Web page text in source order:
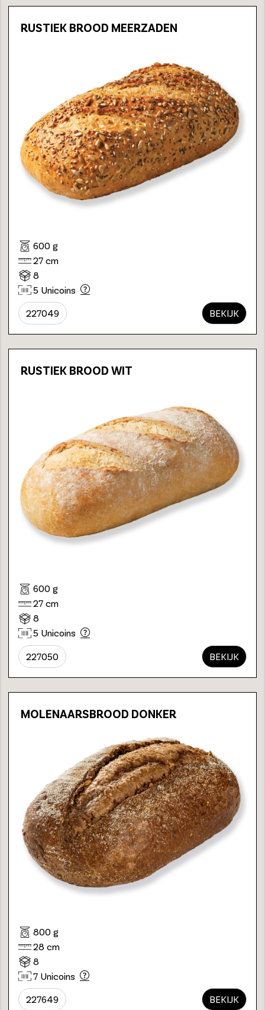
RUSTIEK BROOD MEERZADEN
600 g
27 cm
8
5 Unicoins
227049 BEKIJK
RUSTIEK BROOD WIT
600 g
27 cm
8
5 Unicoins
227050 BEKIJK
MOLENAARSBROOD DONKER
800 g
28 cm
8
7 Unicoins
227649 BEKIJK